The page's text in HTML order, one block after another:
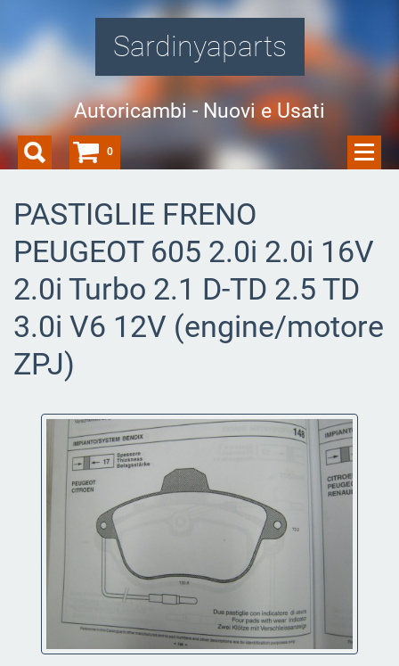
Sardinyaparts
Autoricambi - Nuovi e Usati
PASTIGLIE FRENO
PEUGEOT 605 2.0i 2.0i 16V
2.0i Turbo 2.1 D-TD 2.5 TD
3.0i V6 12V (engine/motore
ZPJ)
0